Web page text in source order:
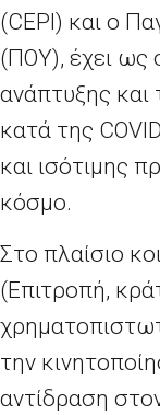
(CEPI) και ο
(ΠΟΥ), έχει ως
ανάπτυξης
κατά της COVID
και ισότιμης
κόσμο.
Στο πλαίσιο
(Επιτροπή,
την
αντίδραση